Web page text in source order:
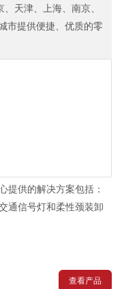
天津、上海、南京、
市提供便捷、优质的零
提供的解决方案包括：
通信号灯和柔性颈装卸
查看产品